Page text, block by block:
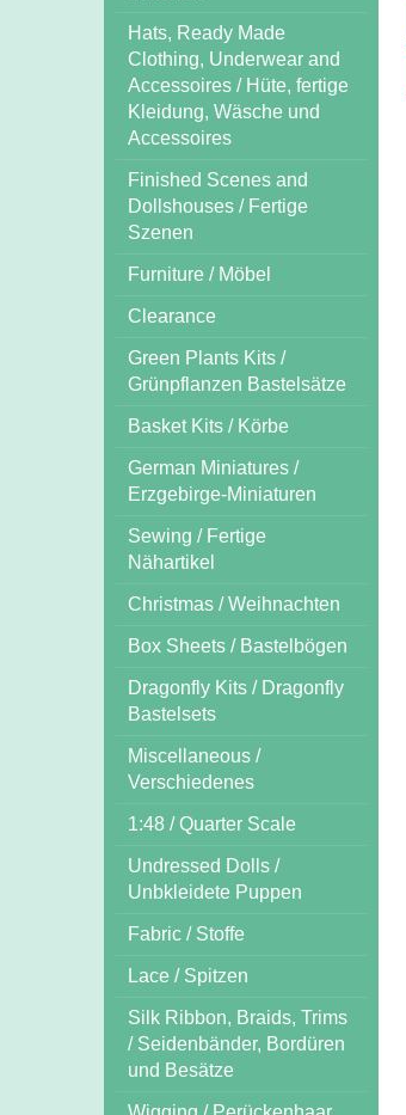
Hats, Ready Made
Clothing, Underwear and
Accessoires / Hüte, fertige
Kleidung, Wäsche und
Accessoires
Finished Scenes and
Dollshouses / Fertige
Szenen
Furniture / Möbel
Clearance
Green Plants Kits /
Grünpflanzen Bastelsätze
Basket Kits / Körbe
German Miniatures /
Erzgebirge-Miniaturen
Sewing / Fertige
Nähartikel
Christmas / Weihnachten
Box Sheets / Bastelbögen
Dragonfly Kits / Dragonfly
Bastelsets
Miscellaneous /
Verschiedenes
1:48 / Quarter Scale
Undressed Dolls /
Unbkleidete Puppen
Fabric / Stoffe
Lace / Spitzen
Silk Ribbon, Braids, Trims
/ Seidenbänder, Bordüren
und Besätze